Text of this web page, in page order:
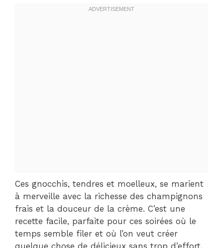
Ces gnocchis, tendres et moelleux, se marient
à merveille avec la richesse des champignons
frais et la douceur de la crème. C’est une
recette facile, parfaite pour ces soirées où le
temps semble filer et où l’on veut créer